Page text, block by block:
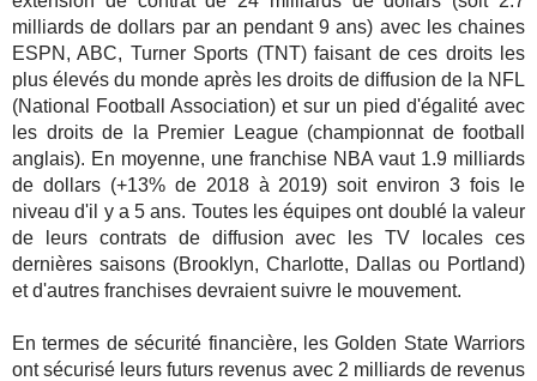
milliards de dollars par an pendant 9 ans) avec les chaines
ESPN, ABC, Turner Sports (TNT) faisant de ces droits les
plus élevés du monde après les droits de diffusion de la NFL
(National Football Association) et sur un pied d'égalité avec
les droits de la Premier League (championnat de football
anglais). En moyenne, une franchise NBA vaut 1.9 milliards
de dollars (+13% de 2018 à 2019) soit environ 3 fois le
niveau d'il y a 5 ans. Toutes les équipes ont doublé la valeur
de leurs contrats de diffusion avec les TV locales ces
dernières saisons (Brooklyn, Charlotte, Dallas ou Portland)
et d'autres franchises devraient suivre le mouvement.
En termes de sécurité financière, les Golden State Warriors
ont sécurisé leurs futurs revenus avec 2 milliards de revenus